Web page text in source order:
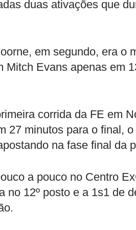
duas ativações que
em segundo, era o
Evans apenas em
corrida da FE em
27 minutos para o final,
na fase final da
a pouco no Centro
no 12º posto e a 1s1 de